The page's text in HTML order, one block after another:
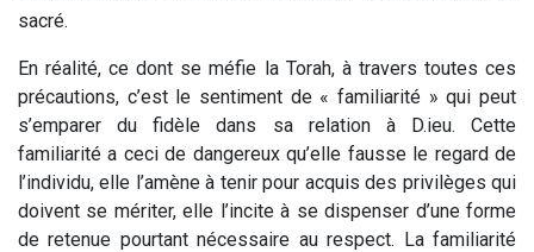
sacré.
En réalité, ce dont se méfie la Torah, à travers toutes ces
précautions, c’est le sentiment de « familiarité » qui peut
s’emparer du fidèle dans sa relation à D.ieu. Cette
familiarité a ceci de dangereux qu’elle fausse le regard de
l’individu, elle l’amène à tenir pour acquis des privilèges qui
doivent se mériter, elle l’incite à se dispenser d’une forme
de retenue pourtant nécessaire au respect. La familiarité